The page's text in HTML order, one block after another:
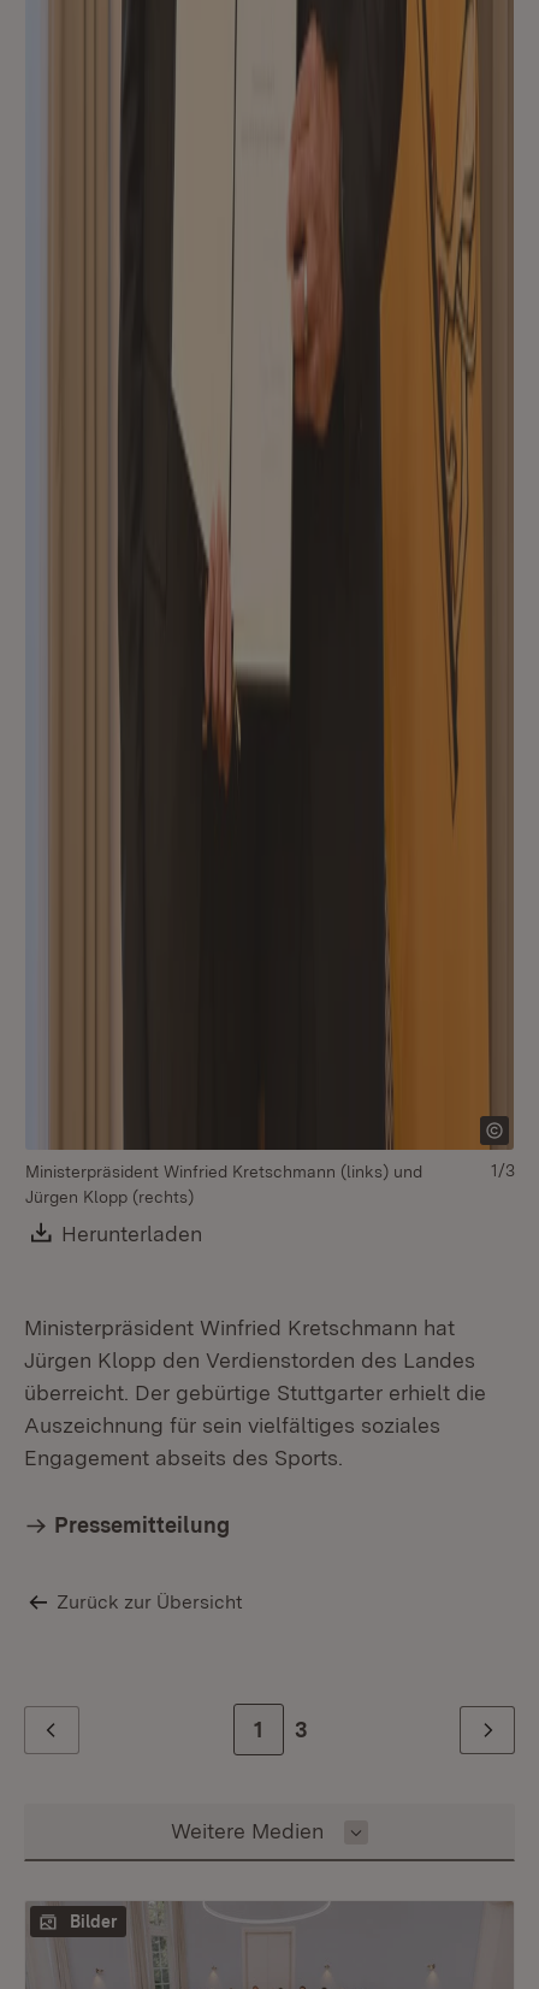
Ministerpräsident Winfried Kretschmann (links) und
Jürgen Klopp (rechts)
Download:
Herunterladen
1/3
Ministerpräsident Winfried Kretschmann hat
Jürgen Klopp den Verdienstorden des Landes
überreicht. Der gebürtige Stuttgarter erhielt die
Auszeichnung für sein vielfältiges soziales
Engagement abseits des Sports.
Pressemitteilung
Zurück zur Übersicht
Zur Seite
1 Zur letzten Seite
3 Weiter
Inhalt auswählen
Weitere Medien
Bilder